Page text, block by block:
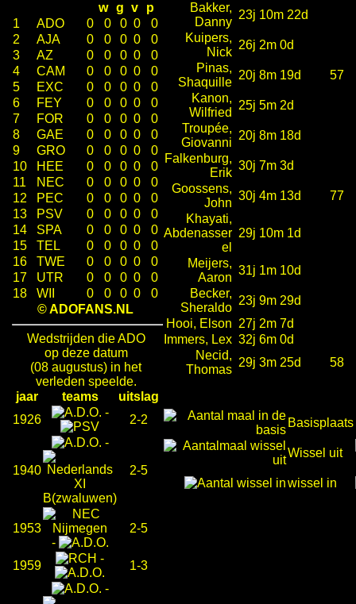
w g v
p
1
ADO 0 0 0 0
0
2
AJA 0 0 0 0
0
3
AZ 0 0 0 0
0
4
CAM 0 0 0 0
0
5
EXC 0 0 0 0
0
6
FEY 0 0 0 0
0
7
FOR 0 0 0 0
0
8
GAE 0 0 0 0
0
9
GRO 0 0 0 0
0
10
HEE 0 0 0 0
0
11
NEC 0 0 0 0
0
12
PEC 0 0 0 0
0
13
PSV 0 0 0 0
0
14
SPA 0 0 0 0
0
15
TEL 0 0 0 0
0
16
TWE 0 0 0 0
0
17
UTR 0 0 0 0
0
18
WII 0 0 0 0
0
© ADOFANS.NL
Wedstrijden die ADO
op deze datum
(08 augustus) in het
verleden speelde.
jaar
teams
uitslag
1926
-
2-2
1940
-
2-5
1953
-
2-5
1959
-
1-3
-
Bakker,
Danny
23j 10m 22d
Kuipers,
Nick
26j 2m 0d
Pinas,
Shaquille
20j 8m 19d
57
Kanon,
Wilfried
25j 5m 2d
Troupée,
Giovanni
20j 8m 18d
Falkenburg,
Erik
30j 7m 3d
Goossens,
John
30j 4m 13d
77
Khayati,
Abdenasser
el
29j 10m 1d
Meijers,
Aaron
31j 1m 10d
Becker,
Sheraldo
23j 9m 29d
Hooi, Elson 27j 2m 7d
Immers, Lex 32j 6m 0d
Necid,
Thomas
29j 3m 25d 58
Basisplaats
Wissel uit
wissel in